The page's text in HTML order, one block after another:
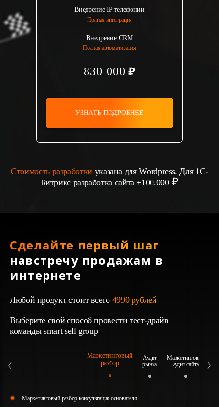
Внедрение IP телефонии
Полная интеграция
Внедрение CRM
Полная автоматизация
830 000
УЗНАТЬ ПОДРОБНЕЕ
Стоимость разработки указана для Wordpress. Для 1С-
Битрикс разработка сайта +100.000
Сделайте первый шаг
навстречу продажам в
интернете
Любой продукт стоит всего 4990 рублей
Выберите свой способ провести тест-драйв
команды smart sell group
Маркетинговый
разбор
Аудит
рынка
Маркетинговый
аудит сайта
Маркетинговый разбор консультация основателя